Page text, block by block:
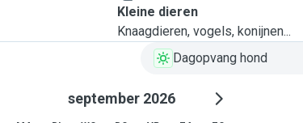
Kleine dieren
Knaagdieren, vogels, konijnen...
Dagopvang hond
september 2026